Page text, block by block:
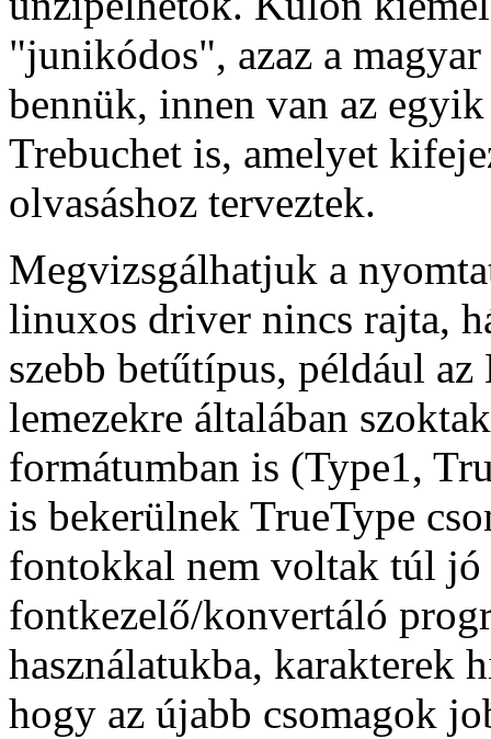
"junikódos", azaz a
bennük, innen van az
Trebuchet is, amelyet
olvasáshoz terveztek.
Megvizsgálhatjuk a
linuxos driver nincs rajta,
szebb betűtípus, például
lemezekre általában
formátumban is (Type1,
is bekerülnek TrueType
fontokkal nem voltak túl jó
fontkezelő/konvertáló
használatukba, karakterek
hogy az újabb csomagok